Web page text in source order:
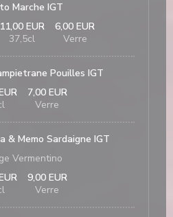
Marche IGT
11,00 EUR
37,5cl
6,00 EUR
Verre
Pouilles IGT
7,00 EUR
Verre
& Memo Sardaigne IGT
Vermentino
9,00 EUR
Verre